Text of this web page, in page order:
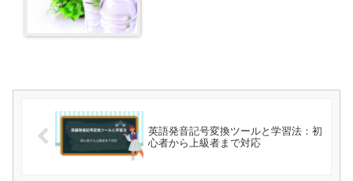
英語発音記号変換ツールと学習法：初
心者から上級者まで対応